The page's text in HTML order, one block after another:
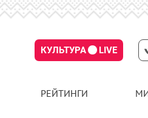
КУЛЬТУРА LIVE
РЕЙТИНГИ